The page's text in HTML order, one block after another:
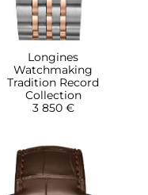
Longines
Watchmaking
Tradition Record
Collection
3 850 €